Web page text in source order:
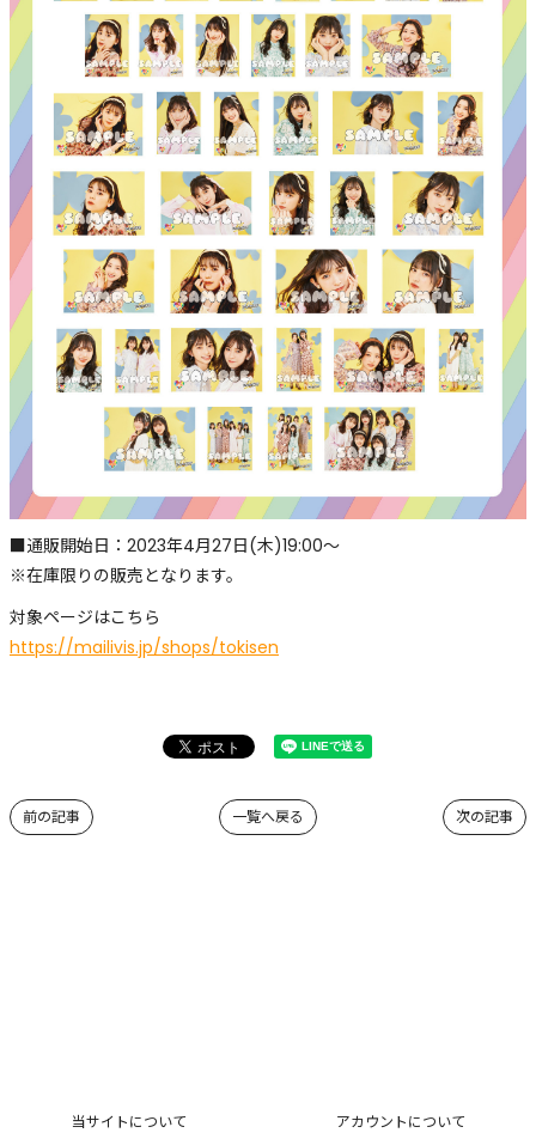
■通販開始日：2023年4月27日(木)19:00〜
※在庫限りの販売となります。
対象ページはこちら
https://mailivis.jp/shops/tokisen
次の記事
一覧へ戻る
前の記事
当サイトについて アカウントについて